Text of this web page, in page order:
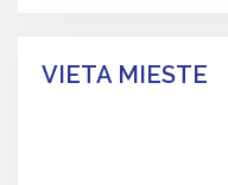
VIETA MIESTE